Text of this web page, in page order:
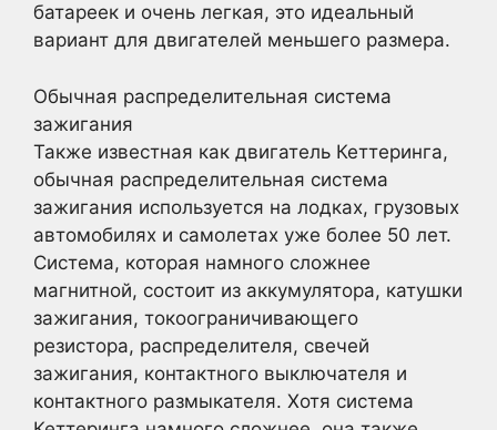
батареек и очень легкая, это идеальный
вариант для двигателей меньшего размера.
Обычная распределительная система
зажигания
Также известная как двигатель Кеттеринга,
обычная распределительная система
зажигания используется на лодках, грузовых
автомобилях и самолетах уже более 50 лет.
Система, которая намного сложнее
магнитной, состоит из аккумулятора, катушки
зажигания, токоограничивающего
резистора, распределителя, свечей
зажигания, контактного выключателя и
контактного размыкателя. Хотя система